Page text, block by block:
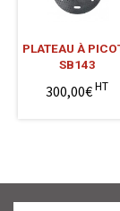
PLATEAU À
SB143
300,00€HT